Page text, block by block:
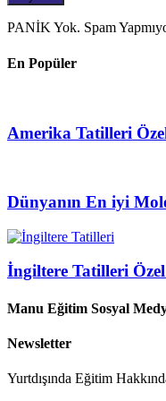
PANİK Yok. Spam
En Popüler
Amerika Tatilleri
Dünyanın En iyi
İngiltere Tatilleri
Manu Eğitim Sosyal
Newsletter
Yurtdışında Eğitim